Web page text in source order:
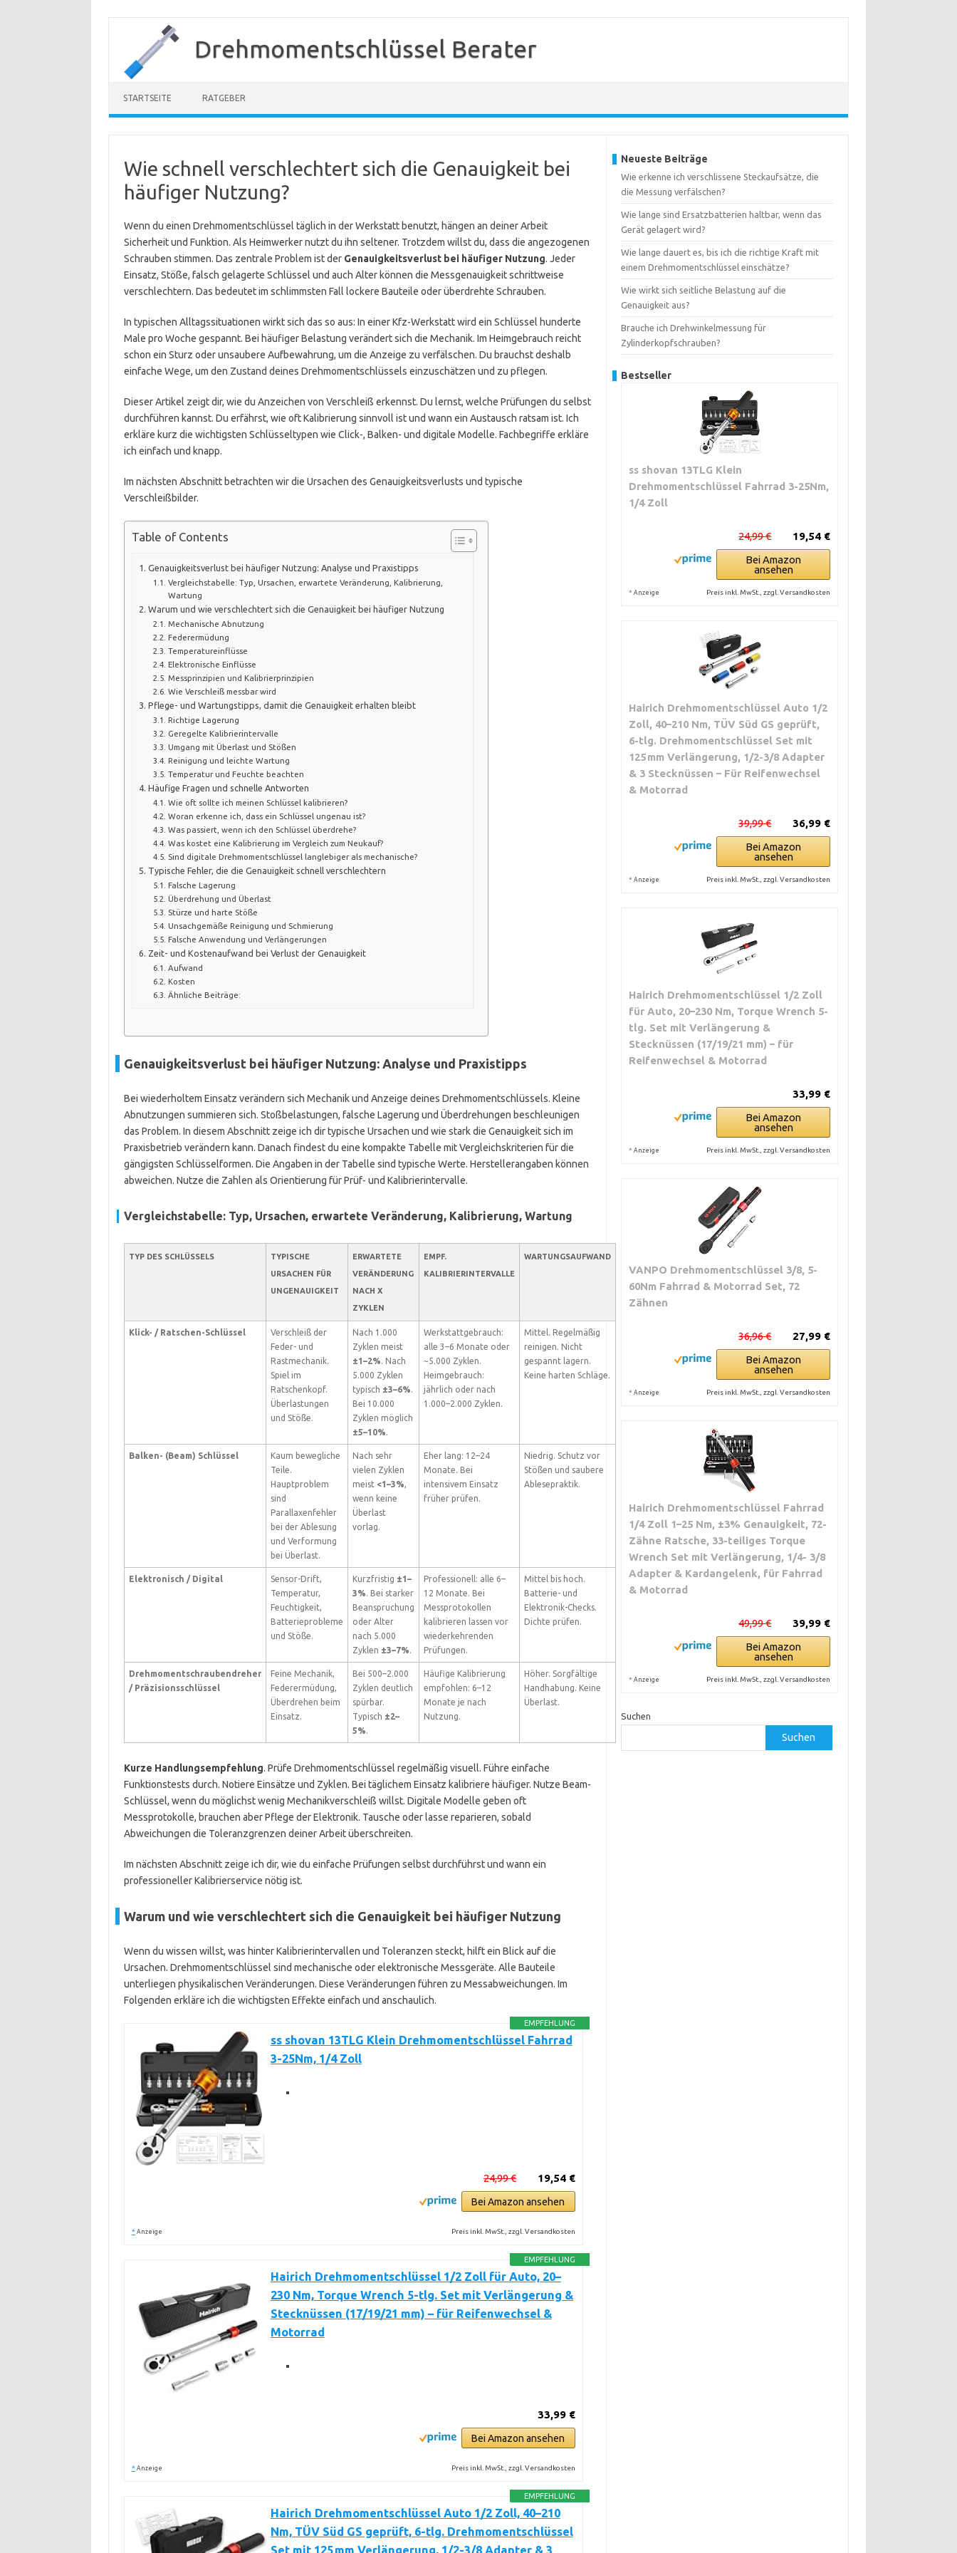
Drehmomentschlüssel Berater
STARTSEITE RATGEBER
Wie schnell verschlechtert sich die Genauigkeit bei
häufiger Nutzung?
Wenn du einen Drehmomentschlüssel täglich in der Werkstatt benutzt, hängen an deiner Arbeit
Sicherheit und Funktion. Als Heimwerker nutzt du ihn seltener. Trotzdem willst du, dass die angezogenen
Schrauben stimmen. Das zentrale Problem ist der Genauigkeitsverlust bei häufiger Nutzung. Jeder
Einsatz, Stöße, falsch gelagerte Schlüssel und auch Alter können die Messgenauigkeit schrittweise
verschlechtern. Das bedeutet im schlimmsten Fall lockere Bauteile oder überdrehte Schrauben.
In typischen Alltagssituationen wirkt sich das so aus: In einer Kfz-Werkstatt wird ein Schlüssel hunderte
Male pro Woche gespannt. Bei häufiger Belastung verändert sich die Mechanik. Im Heimgebrauch reicht
schon ein Sturz oder unsaubere Aufbewahrung, um die Anzeige zu verfälschen. Du brauchst deshalb
einfache Wege, um den Zustand deines Drehmomentschlüssels einzuschätzen und zu pflegen.
Dieser Artikel zeigt dir, wie du Anzeichen von Verschleiß erkennst. Du lernst, welche Prüfungen du selbst
durchführen kannst. Du erfährst, wie oft Kalibrierung sinnvoll ist und wann ein Austausch ratsam ist. Ich
erkläre kurz die wichtigsten Schlüsseltypen wie Click-, Balken- und digitale Modelle. Fachbegriffe erkläre
ich einfach und knapp.
Im nächsten Abschnitt betrachten wir die Ursachen des Genauigkeitsverlusts und typische
Verschleißbilder.
Table of Contents
Genauigkeitsverlust bei häufiger Nutzung: Analyse und Praxistipps
Vergleichstabelle: Typ, Ursachen, erwartete Veränderung, Kalibrierung,
Wartung
Warum und wie verschlechtert sich die Genauigkeit bei häufiger Nutzung
Mechanische Abnutzung
Federermüdung
Temperatureinflüsse
Elektronische Einflüsse
Messprinzipien und Kalibrierprinzipien
Wie Verschleiß messbar wird
Pflege- und Wartungstipps, damit die Genauigkeit erhalten bleibt
Richtige Lagerung
Geregelte Kalibrierintervalle
Umgang mit Überlast und Stößen
Reinigung und leichte Wartung
Temperatur und Feuchte beachten
Häufige Fragen und schnelle Antworten
Wie oft sollte ich meinen Schlüssel kalibrieren?
Woran erkenne ich, dass ein Schlüssel ungenau ist?
Was passiert, wenn ich den Schlüssel überdrehe?
Was kostet eine Kalibrierung im Vergleich zum Neukauf?
Sind digitale Drehmomentschlüssel langlebiger als mechanische?
Typische Fehler, die die Genauigkeit schnell verschlechtern
Falsche Lagerung
Überdrehung und Überlast
Stürze und harte Stöße
Unsachgemäße Reinigung und Schmierung
Falsche Anwendung und Verlängerungen
Zeit- und Kostenaufwand bei Verlust der Genauigkeit
Aufwand
Kosten
Ähnliche Beiträge:
Genauigkeitsverlust bei häufiger Nutzung: Analyse und Praxistipps
Bei wiederholtem Einsatz verändern sich Mechanik und Anzeige deines Drehmomentschlüssels. Kleine
Abnutzungen summieren sich. Stoßbelastungen, falsche Lagerung und Überdrehungen beschleunigen
das Problem. In diesem Abschnitt zeige ich dir typische Ursachen und wie stark die Genauigkeit sich im
Praxisbetrieb verändern kann. Danach findest du eine kompakte Tabelle mit Vergleichskriterien für die
gängigsten Schlüsselformen. Die Angaben in der Tabelle sind typische Werte. Herstellerangaben können
abweichen. Nutze die Zahlen als Orientierung für Prüf- und Kalibrierintervalle.
Vergleichstabelle: Typ, Ursachen, erwartete Veränderung, Kalibrierung, Wartung
TYP DES SCHLÜSSELS
TYPISCHE
URSACHEN FÜR
UNGENAUIGKEIT
ERWARTETE
VERÄNDERUNG
NACH X
ZYKLEN
EMPF.
KALIBRIERINTERVALLE
WARTUNGSAUFWAND
Klick- / Ratschen-Schlüssel
Verschleiß der
Feder- und
Rastmechanik.
Spiel im
Ratschenkopf.
Überlastungen
und Stöße.
Nach 1.000
Zyklen meist
±1–2%. Nach
5.000 Zyklen
typisch ±3–6%.
Bei 10.000
Zyklen möglich
±5–10%.
Werkstattgebrauch:
alle 3–6 Monate oder
~5.000 Zyklen.
Heimgebrauch:
jährlich oder nach
1.000–2.000 Zyklen.
Mittel. Regelmäßig
reinigen. Nicht
gespannt lagern.
Keine harten Schläge.
Balken- (Beam) Schlüssel
Kaum bewegliche
Teile.
Hauptproblem
sind
Parallaxenfehler
bei der Ablesung
und Verformung
bei Überlast.
Nach sehr
vielen Zyklen
meist <1–3%,
wenn keine
Überlast
vorlag.
Eher lang: 12–24
Monate. Bei
intensivem Einsatz
früher prüfen.
Niedrig. Schutz vor
Stößen und saubere
Ablesepraktik.
Elektronisch / Digital
Sensor-Drift,
Temperatur,
Feuchtigkeit,
Batterieprobleme
und Stöße.
Kurzfristig ±1–
3%. Bei starker
Beanspruchung
oder Alter
nach 5.000
Zyklen ±3–7%.
Professionell: alle 6–
12 Monate. Bei
Messprotokollen
kalibrieren lassen vor
wiederkehrenden
Prüfungen.
Mittel bis hoch.
Batterie- und
Elektronik-Checks.
Dichte prüfen.
Drehmomentschraubendreher
/ Präzisionsschlüssel
Feine Mechanik,
Federermüdung,
Überdrehen beim
Einsatz.
Bei 500–2.000
Zyklen deutlich
spürbar.
Typisch ±2–
5%.
Häufige Kalibrierung
empfohlen: 6–12
Monate je nach
Nutzung.
Höher. Sorgfältige
Handhabung. Keine
Überlast.
Kurze Handlungsempfehlung. Prüfe Drehmomentschlüssel regelmäßig visuell. Führe einfache
Funktionstests durch. Notiere Einsätze und Zyklen. Bei täglichem Einsatz kalibriere häufiger. Nutze Beam-
Schlüssel, wenn du möglichst wenig Mechanikverschleiß willst. Digitale Modelle geben oft
Messprotokolle, brauchen aber Pflege der Elektronik. Tausche oder lasse reparieren, sobald
Abweichungen die Toleranzgrenzen deiner Arbeit überschreiten.
Im nächsten Abschnitt zeige ich dir, wie du einfache Prüfungen selbst durchführst und wann ein
professioneller Kalibrierservice nötig ist.
Warum und wie verschlechtert sich die Genauigkeit bei häufiger Nutzung
Wenn du wissen willst, was hinter Kalibrierintervallen und Toleranzen steckt, hilft ein Blick auf die
Ursachen. Drehmomentschlüssel sind mechanische oder elektronische Messgeräte. Alle Bauteile
unterliegen physikalischen Veränderungen. Diese Veränderungen führen zu Messabweichungen. Im
Folgenden erkläre ich die wichtigsten Effekte einfach und anschaulich.
EMPFEHLUNG
ss shovan 13TLG Klein Drehmomentschlüssel Fahrrad
3-25Nm, 1/4 Zoll
19,54 €
24,99 €
Bei Amazon ansehen
* Anzeige Preis inkl. MwSt., zzgl. Versandkosten
EMPFEHLUNG
Hairich Drehmomentschlüssel 1/2 Zoll für Auto, 20–
230 Nm, Torque Wrench 5-tlg. Set mit Verlängerung &
Stecknüssen (17/19/21 mm) – für Reifenwechsel &
Motorrad
33,99 €
Bei Amazon ansehen
* Anzeige Preis inkl. MwSt., zzgl. Versandkosten
EMPFEHLUNG
Hairich Drehmomentschlüssel Auto 1/2 Zoll, 40–210
Nm, TÜV Süd GS geprüft, 6-tlg. Drehmomentschlüssel
Set mit 125 mm Verlängerung, 1/2-3/8 Adapter & 3
Neueste Beiträge
Wie erkenne ich verschlissene Steckaufsätze, die
die Messung verfälschen?
Wie lange sind Ersatzbatterien haltbar, wenn das
Gerät gelagert wird?
Wie lange dauert es, bis ich die richtige Kraft mit
einem Drehmomentschlüssel einschätze?
Wie wirkt sich seitliche Belastung auf die
Genauigkeit aus?
Brauche ich Drehwinkelmessung für
Zylinderkopfschrauben?
Bestseller
ss shovan 13TLG Klein
Drehmomentschlüssel Fahrrad 3-25Nm,
1/4 Zoll
19,54 €
24,99 €
Bei Amazon
ansehen
* Anzeige Preis inkl. MwSt., zzgl. Versandkosten
Hairich Drehmomentschlüssel Auto 1/2
Zoll, 40–210 Nm, TÜV Süd GS geprüft,
6-tlg. Drehmomentschlüssel Set mit
125 mm Verlängerung, 1/2-3/8 Adapter
& 3 Stecknüssen – Für Reifenwechsel
& Motorrad
36,99 €
39,99 €
Bei Amazon
ansehen
* Anzeige Preis inkl. MwSt., zzgl. Versandkosten
Hairich Drehmomentschlüssel 1/2 Zoll
für Auto, 20–230 Nm, Torque Wrench 5-
tlg. Set mit Verlängerung &
Stecknüssen (17/19/21 mm) – für
Reifenwechsel & Motorrad
33,99 €
Bei Amazon
ansehen
* Anzeige Preis inkl. MwSt., zzgl. Versandkosten
VANPO Drehmomentschlüssel 3/8, 5-
60Nm Fahrrad & Motorrad Set, 72
Zähnen
27,99 €
36,96 €
Bei Amazon
ansehen
* Anzeige Preis inkl. MwSt., zzgl. Versandkosten
Hairich Drehmomentschlüssel Fahrrad
1/4 Zoll 1–25 Nm, ±3% Genauigkeit, 72-
Zähne Ratsche, 33-teiliges Torque
Wrench Set mit Verlängerung, 1/4- 3/8
Adapter & Kardangelenk, für Fahrrad
& Motorrad
39,99 €
49,99 €
Bei Amazon
ansehen
* Anzeige Preis inkl. MwSt., zzgl. Versandkosten
Suchen
Suchen